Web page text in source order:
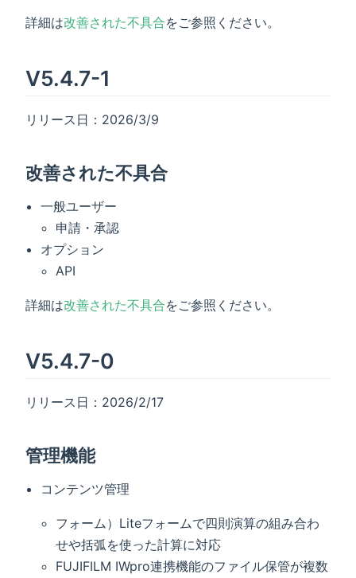
詳細は改善された不具合をご参照ください。
V5.4.7-1
リリース日：2026/3/9
改善された不具合
一般ユーザー
申請・承認
オプション
API
詳細は改善された不具合をご参照ください。
V5.4.7-0
リリース日：2026/2/17
管理機能
コンテンツ管理
フォーム）Liteフォームで四則演算の組み合わ
せや括弧を使った計算に対応
FUJIFILM IWpro連携機能のファイル保管が複数